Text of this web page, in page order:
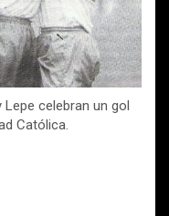
Lepe celebran un gol
Católica.